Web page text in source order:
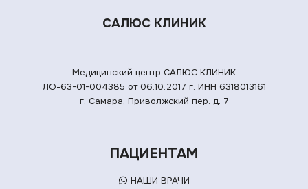
САЛЮС КЛИНИК
Медицинский центр САЛЮС КЛИНИК
ЛО-63-01-004385 от 06.10.2017 г. ИНН 6318013161
г. Самара, Приволжский пер. д. 7
ПАЦИЕНТАМ
НАШИ ВРАЧИ